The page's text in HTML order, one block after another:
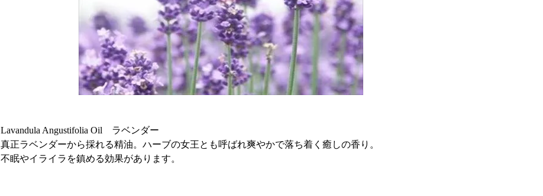
Lavandula Angustifolia Oil ラベンダー
真正ラベンダーから採れる精油。ハーブの女王とも呼ばれ爽やかで落ち着く癒しの香り。
不眠やイライラを鎮める効果があります。